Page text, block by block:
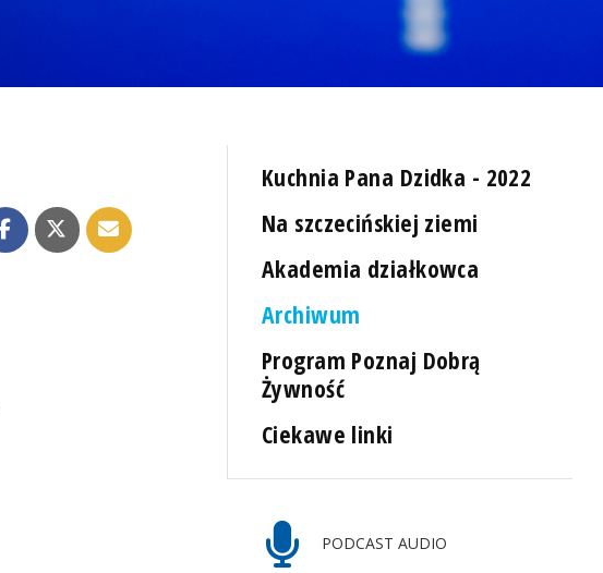
Kuchnia Pana Dzidka - 2022
Na szczecińskiej ziemi
Akademia działkowca
Archiwum
Program Poznaj Dobrą
Żywność
Ciekawe linki
PODCAST AUDIO